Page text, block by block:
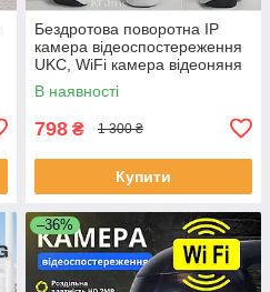
Бездротова поворотна IP
камера відеоспостереження
UKC, WiFi камера відеоняня
з датчиком руху UK-23
В наявності
798 ₴ 1 300 ₴
Купити
–36%